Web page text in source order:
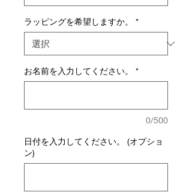
ラッピングを希望しますか。 *
お名前を入力してください。 *
0/500
日付を入力してください。 (オプショ
ン)